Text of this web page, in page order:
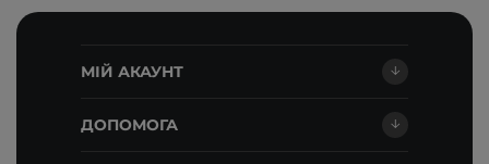
МІЙ АКАУНТ
ДОПОМОГА